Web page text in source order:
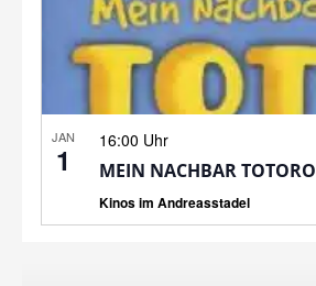
JAN
1
16:00 Uhr
MEIN NACHBAR TOTORO
Kinos im Andreasstadel